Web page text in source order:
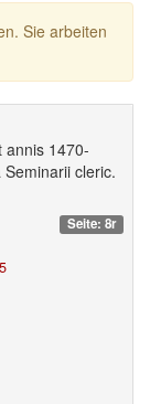
Sie arbeiten
annis 1470-
cleric.
Seite: 8r